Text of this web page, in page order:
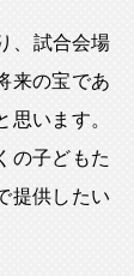
、試合会場
来の宝であ
います。
の子どもた
提供したい